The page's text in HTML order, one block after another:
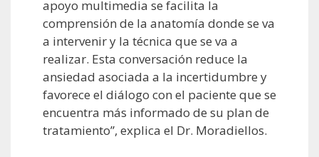
apoyo multimedia se facilita la
comprensión de la anatomía donde se va
a intervenir y la técnica que se va a
realizar. Esta conversación reduce la
ansiedad asociada a la incertidumbre y
favorece el diálogo con el paciente que se
encuentra más informado de su plan de
tratamiento”, explica el Dr. Moradiellos.